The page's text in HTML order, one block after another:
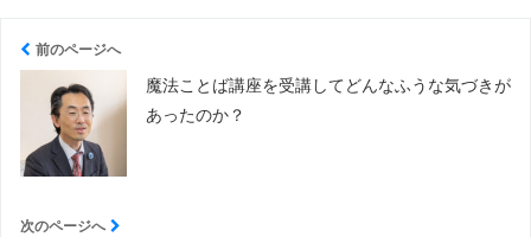
前のページへ
魔法ことば講座を受講してどんなふうな気づきが
あったのか？
次のページへ